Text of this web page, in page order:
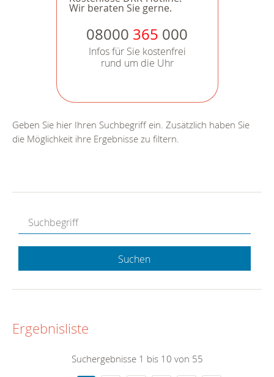
Wir beraten Sie gerne.
08000 365 000
Infos für Sie kostenfrei
rund um die Uhr
Geben Sie hier Ihren Suchbegriff ein. Zusätzlich haben Sie
die Möglichkeit ihre Ergebnisse zu filtern.
Suchen
Ergebnisliste
Suchergebnisse 1 bis 10 von 55